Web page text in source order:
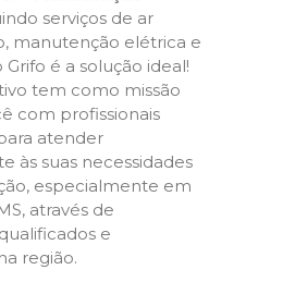
serviços de ar
manutenção elétrica e
Grifo é a solução ideal!
tem como missão
com profissionais
atender
às suas necessidades
especialmente em
através de
e
região.